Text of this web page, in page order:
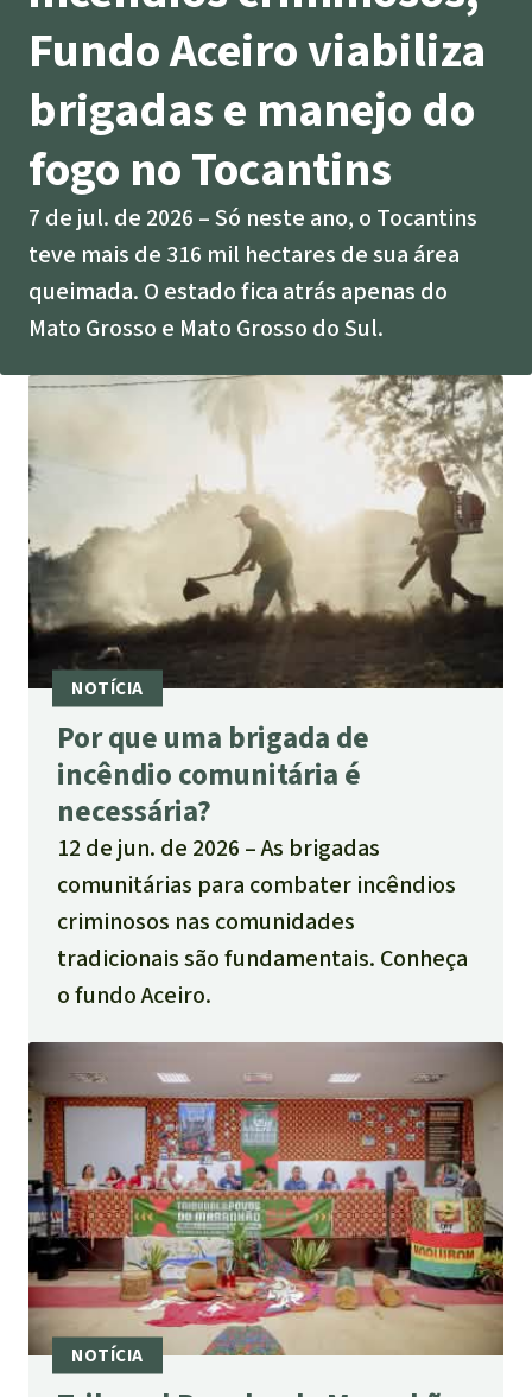
Pecuária intensiva
Roubo de terras
Alumínio
Caça furtiva
Áreas de proteção
ambiental
Fundo Aceiro viabiliza
brigadas e manejo do
fogo no Tocantins
7 de jul. de 2026
Só neste ano, o Tocantins
teve mais de 316 mil hectares de sua área
queimada. O estado fica atrás apenas do
Mato Grosso e Mato Grosso do Sul.
Por que uma brigada de
incêndio comunitária é
necessária?
12 de jun. de 2026
As brigadas
comunitárias para combater incêndios
criminosos nas comunidades
tradicionais são fundamentais. Conheça
o fundo Aceiro.